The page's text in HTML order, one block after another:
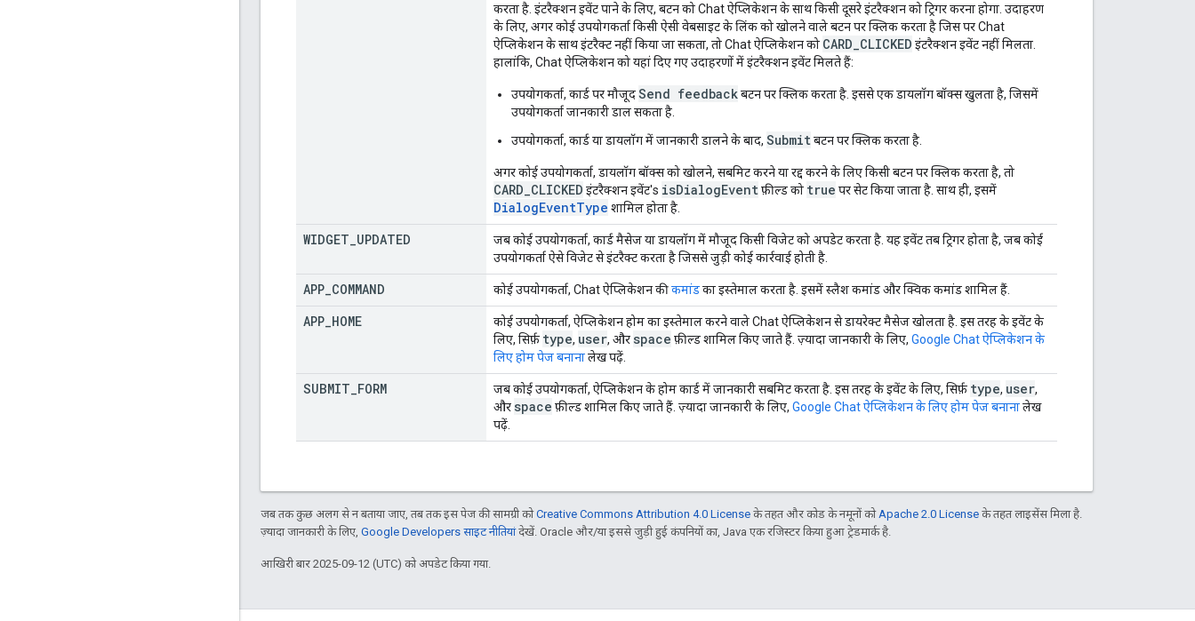
करता है. इंटरैक्शन इवेंट पाने के लिए, बटन को Chat ऐप्लिकेशन के साथ किसी दूसरे इंटरैक्शन को ट्रिगर करना होगा. उदाहरण
के लिए, अगर कोई उपयोगकर्ता किसी ऐसी वेबसाइट के लिंक को खोलने वाले बटन पर क्लिक करता है जिस पर Chat
ऐप्लिकेशन के साथ इंटरैक्ट नहीं किया जा सकता, तो Chat ऐप्लिकेशन को CARD_CLICKED इंटरैक्शन इवेंट नहीं मिलता.
हालांकि, Chat ऐप्लिकेशन को यहां दिए गए उदाहरणों में इंटरैक्शन इवेंट मिलते हैं:
उपयोगकर्ता, कार्ड पर मौजूदSend feedbackबटन पर क्लिक करता है. इससे एक डायलॉग बॉक्स खुलता है, जिसमें
उपयोगकर्ता जानकारी डाल सकता है.
उपयोगकर्ता, कार्ड या डायलॉग में जानकारी डालने के बाद, Submitबटन पर क्लिक करता है.
अगर कोई उपयोगकर्ता, डायलॉग बॉक्स को खोलने, सबमिट करने या रद्द करने के लिए किसी बटन पर क्लिक करता है, तो
CARD_CLICKED इंटरैक्शन इवेंट's isDialogEventफ़ील्ड को true पर सेट किया जाता है. साथ ही, इसमें
DialogEventType शामिल होता है.
WIDGET UPDATED
जब कोई उपयोगकर्ता, कार्ड मैसेज या डायलॉग में मौजूद किसी विजेट को अपडेट करता है. यह इवेंट तब ट्रिगर होता है, जब कोई
उपयोगकर्ता ऐसे विजेट से इंटरैक्ट करता है जिससे जुड़ी कोई कार्रवाई होती है.
APP COMMAND कोई उपयोगकर्ता, Chat ऐप्लिकेशन कीकमांडका इस्तेमाल करता है. इसमें स्लैश कमांड और क्विक कमांड शामिल हैं.
APP HOME
कोई उपयोगकर्ता, ऐप्लिकेशन होम का इस्तेमाल करने वाले Chat ऐप्लिकेशन से डायरेक्ट मैसेज खोलता है. इस तरह के इवेंट के
लिए, सिर्फ़ type, user, और space फ़ील्ड शामिल किए जाते हैं. ज़्यादा जानकारी के लिए, Google Chat ऐप्लिकेशन के
लिए होम पेज बनानालेख पढ़ें.
SUBMIT FORM जब कोई उपयोगकर्ता, ऐप्लिकेशन के होम कार्ड में जानकारी सबमिट करता है. इस तरह के इवेंट के लिए, सिर्फ़ type, user,
और space फ़ील्ड शामिल किए जाते हैं. ज़्यादा जानकारी के लिए, Google Chat ऐप्लिकेशन के लिए होम पेज बनानालेख
पढ़ें.
जब तक कुछ अलग से न बताया जाए, तब तक इस पेज की सामग्री कोCreative Commons Attribution 4.0 License के तहत और कोड के नमूनों को Apache 2.0 License के तहत लाइसेंस मिला है.
ज़्यादा जानकारी के लिए, Google Developers साइट नीतियांदेखें. Oracle और/या इससे जुड़ी हुई कंपनियों का, Java एक रजिस्टर किया हुआ ट्रेडमार्क है.
आखिरी बार 2025-09-12 (UTC) को अपडेट किया गया.